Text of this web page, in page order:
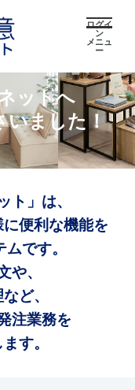
ログイ
ン
メニュ
ー
ットへ
いました！
ト」は、
便利な機能を
です。
や、
ど、
注業務を
す。